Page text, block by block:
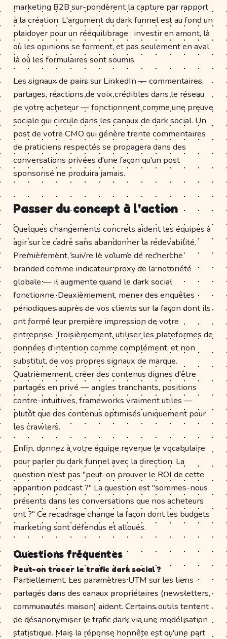
marketing B2B sur-pondèrent la capture par rapport
à la création. L'argument du dark funnel est au fond un
plaidoyer pour un rééquilibrage : investir en amont, là
où les opinions se forment, et pas seulement en aval,
là où les formulaires sont soumis.
Les signaux de pairs sur LinkedIn — commentaires,
partages, réactions de voix crédibles dans le réseau
de votre acheteur — fonctionnent comme une preuve
sociale qui circule dans les canaux de dark social. Un
post de votre CMO qui génère trente commentaires
de praticiens respectés se propagera dans des
conversations privées d'une façon qu'un post
sponsorisé ne produira jamais.
Passer du concept à l'action
Quelques changements concrets aident les équipes à
agir sur ce cadre sans abandonner la redevabilité.
Premièrement, suivre le volume de recherche
branded comme indicateur proxy de la notoriété
globale — il augmente quand le dark social
fonctionne. Deuxièmement, mener des enquêtes
périodiques auprès de vos clients sur la façon dont ils
ont formé leur première impression de votre
entreprise. Troisièmement, utiliser les plateformes de
données d'intention comme complément, et non
substitut, de vos propres signaux de marque.
Quatrièmement, créer des contenus dignes d'être
partagés en privé — angles tranchants, positions
contre-intuitives, frameworks vraiment utiles —
plutôt que des contenus optimisés uniquement pour
les crawlers.
Enfin, donnez à votre équipe revenue le vocabulaire
pour parler du dark funnel avec la direction. La
question n'est pas "peut-on prouver le ROI de cette
apparition podcast ?" La question est "sommes-nous
présents dans les conversations que nos acheteurs
ont ?" Ce recadrage change la façon dont les budgets
marketing sont défendus et alloués.
Questions fréquentes
Peut-on tracer le trafic dark social ?
Partiellement. Les paramètres UTM sur les liens
partagés dans des canaux propriétaires (newsletters,
communautés maison) aident. Certains outils tentent
de désanonymiser le trafic dark via une modélisation
statistique. Mais la réponse honnête est qu'une part